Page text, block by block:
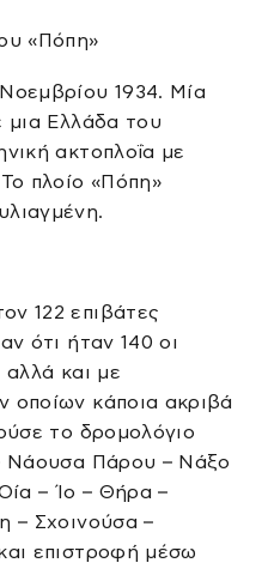
«Πόπη»
1934. Μία
μια Ελλάδα του
ακτοπλοΐα με
πλοίο «Πόπη»
122 επιβάτες
ότι ήταν 140 οι
αλλά και με
οποίων κάποια ακριβά
το δρομολόγιο
Νάουσα Πάρου – Νάξο
– Ίο – Θήρα –
– Σχοινούσα –
επιστροφή μέσω